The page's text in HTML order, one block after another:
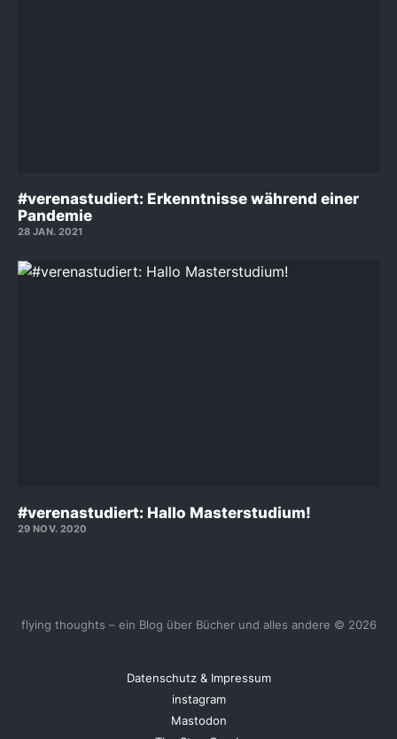
#verenastudiert: Erkenntnisse während einer
Pandemie
28 JAN. 2021
#verenastudiert: Hallo Masterstudium!
29 NOV. 2020
flying thoughts – ein Blog über Bücher und alles andere © 2026
Datenschutz & Impressum
instagram
Mastodon